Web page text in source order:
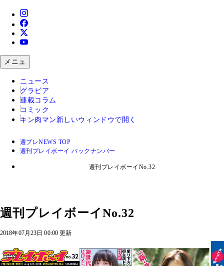
メニュ
ニュース
グラビア
連載コラム
コミック
キン肉マン 新しいウィンドウで開く
週プレNEWS TOP
週刊プレイボーイ バックナンバー
週刊プレイボーイNo.32
週刊プレイボーイNo.32
2018年07月23日 00:00 更新